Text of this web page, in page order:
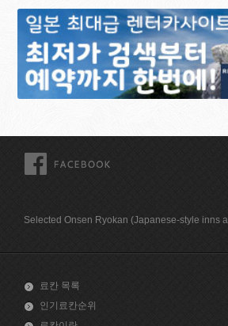
Selected Onsen Ryokan (Japanese-style inns
료칸 목록
인기료칸순위